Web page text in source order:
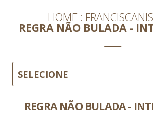
HOME
REGRA NÃO BULADA -
SELECIONE
REGRA NÃO BULADA -